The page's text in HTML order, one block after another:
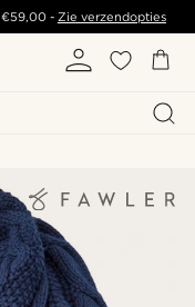
€59,00- Zie verzendopties